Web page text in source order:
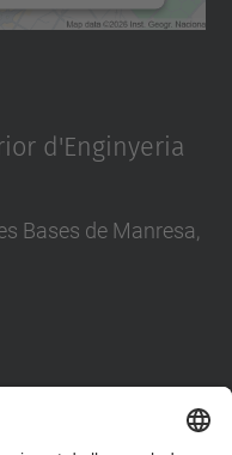
d'Enginyeria
Bases de Manresa,